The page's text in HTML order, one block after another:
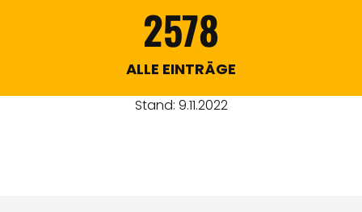
2578
ALLE EINTRÄGE
Stand: 9.11.2022